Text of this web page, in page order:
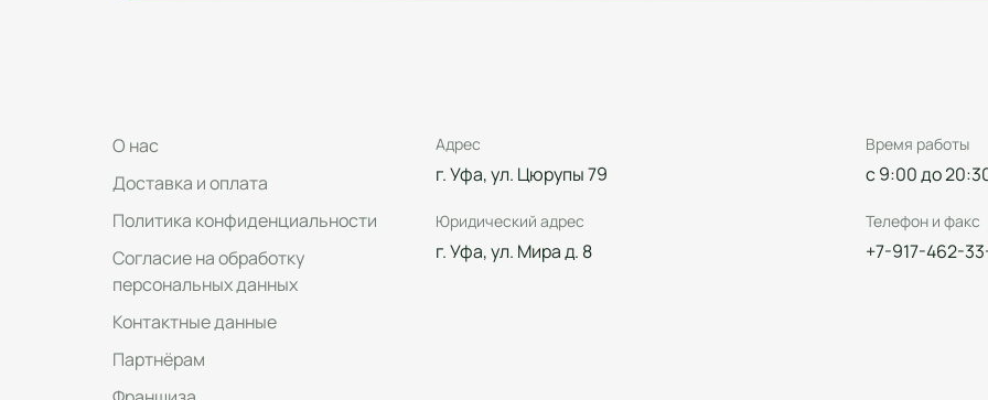
О нас
Доставка и оплата
Политика конфиденциальности
Согласие на обработку
персональных данных
Контактные данные
Партнёрам
Адрес
г. Уфа, ул. Цюрупы 79
Юридический адрес
г. Уфа, ул. Мира д. 8
Время работы
с 9:00 до
Телефон и факс
+7-917-462-